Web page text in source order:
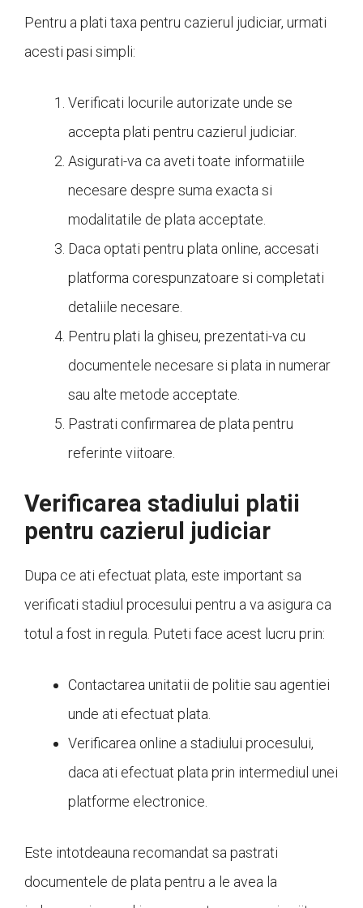
Pentru a plati taxa pentru cazierul judiciar, urmati
acesti pasi simpli:
Verificati locurile autorizate unde se
accepta plati pentru cazierul judiciar.
Asigurati-va ca aveti toate informatiile
necesare despre suma exacta si
modalitatile de plata acceptate.
Daca optati pentru plata online, accesati
platforma corespunzatoare si completati
detaliile necesare.
Pentru plati la ghiseu, prezentati-va cu
documentele necesare si plata in numerar
sau alte metode acceptate.
Pastrati confirmarea de plata pentru
referinte viitoare.
Verificarea stadiului platii
pentru cazierul judiciar
Dupa ce ati efectuat plata, este important sa
verificati stadiul procesului pentru a va asigura ca
totul a fost in regula. Puteti face acest lucru prin:
Contactarea unitatii de politie sau agentiei
unde ati efectuat plata.
Verificarea online a stadiului procesului,
daca ati efectuat plata prin intermediul unei
platforme electronice.
Este intotdeauna recomandat sa pastrati
documentele de plata pentru a le avea la